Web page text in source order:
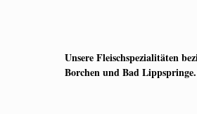
Unsere Fleischspezialitäten
Borchen und Bad Lippspringe.